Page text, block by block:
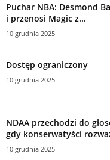
Puchar NBA: Desmond
i przenosi Magic z...
10 grudnia 2025
Dostęp ograniczony
10 grudnia 2025
NDAA przechodzi do
gdy konserwatyści
10 grudnia 2025